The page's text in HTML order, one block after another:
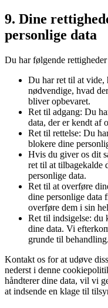
9. Dine
personlige data
Du har følgende
Du har ret til at vide,
nødvendige, hvad
bliver opbevaret.
Ret til adgang: Du
data, der er kendt af
Ret til rettelse: Du
blokere dine
Hvis du giver os dit
ret til at tilbagekalde
personlige data.
Ret til at overføre
dine personlige data
overføre dem i sin
Ret til indsigelse: du
​​dine data. Vi
grunde til behandling.
Kontakt os for at udøve
nederst i denne
håndterer dine data, vil vi
at indsende en klage til